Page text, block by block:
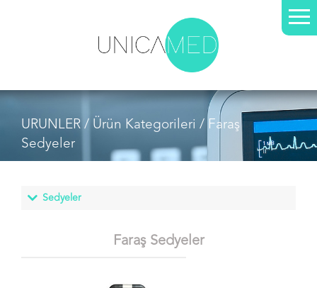
URUNLER / Ürün Kategorileri / Faraş
Sedyeler
Faraş Sedyeler